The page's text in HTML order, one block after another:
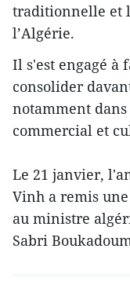
traditionnelle et
l’Algérie.
Il s'est engagé à
consolider
notamment
commercial et
Le 21 janvier,
Vinh a remis
au ministre
Sabri